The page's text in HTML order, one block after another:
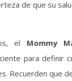
de que su
el Mommy
para definir
Recuerden que